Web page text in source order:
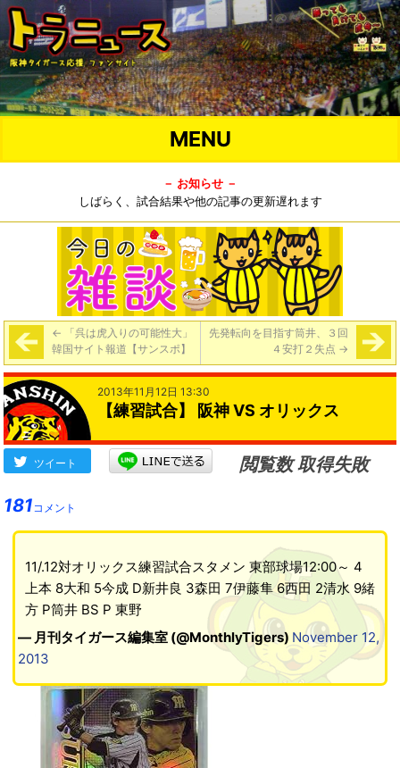
MENU
－ お知らせ －
しばらく、試合結果や他の記事の更新遅れます
← 「呉は虎入りの可能性大」
韓国サイト報道【サンスポ】
先発転向を目指す筒井、３回
４安打２失点 →
2013年11月12日 13:30
【練習試合】 阪神 VS オリックス
ツイート
閲覧数 取得失敗
181コメント
11/.12対オリックス練習試合スタメン 東部球場12:00～ 4
上本 8大和 5今成 D新井良 3森田 7伊藤隼 6西田 2清水 9緒
方 P筒井 BS P 東野
— 月刊タイガース編集室 (@MonthlyTigers) November 12,
2013